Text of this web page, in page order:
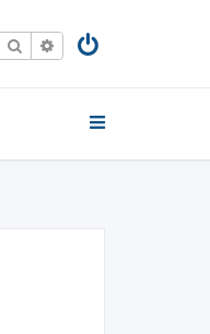
Szukaj Wyszukiwanie